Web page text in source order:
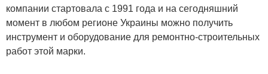
компании стартовала с 1991 года и на сегодняшний
момент в любом регионе Украины можно получить
инструмент и оборудование для ремонтно-строительных
работ этой марки.